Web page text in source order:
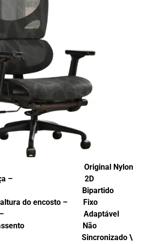
– Original Nylon
cabeça – 2D
Bipartido
altura do encosto – Fixo
– Adaptável
do assento Não
Sincronizado \